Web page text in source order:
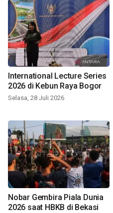
International Lecture Series
2026 di Kebun Raya Bogor
Selasa, 28 Juli 2026
Nobar Gembira Piala Dunia
2026 saat HBKB di Bekasi